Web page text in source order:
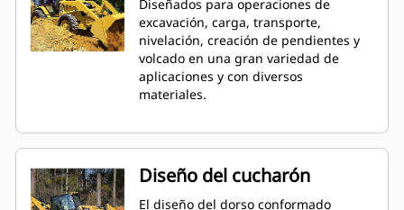
Diseñados para operaciones de
excavación, carga, transporte,
nivelación, creación de pendientes y
volcado en una gran variedad de
aplicaciones y con diversos
materiales.
Diseño del cucharón
El diseño del dorso conformado